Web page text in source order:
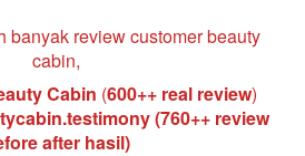
banyak review customer beauty
cabin,
Cabin (600++ real review)
(760++ review
after hasil)